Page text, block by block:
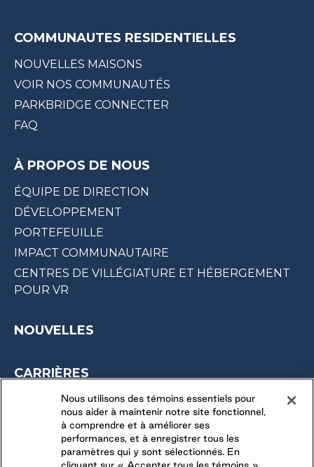
COMMUNAUTES RESIDENTIELLES
NOUVELLES MAISONS
VOIR NOS COMMUNAUTÉS
PARKBRIDGE CONNECTER
FAQ
À PROPOS DE NOUS
ÉQUIPE DE DIRECTION
DÉVELOPPEMENT
PORTEFEUILLE
IMPACT COMMUNAUTAIRE
CENTRES DE VILLÉGIATURE ET HÉBERGEMENT
POUR VR
NOUVELLES
CARRIÈRES
OPPORTUNITÉS SAISONNIÈRES
DERNIÈRES OPPORTUNITÉS
CONNECTEZ-VOUS AVEC NOUS
Nous utilisons des témoins essentiels pour
nous aider à maintenir notre site fonctionnel,
à comprendre et à améliorer ses
performances, et à enregistrer tous les
paramètres qui y sont sélectionnés. En